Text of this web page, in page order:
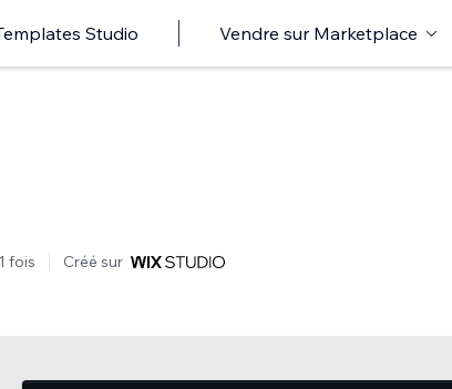
Studio Vendre sur Marketplace
fois Créé sur